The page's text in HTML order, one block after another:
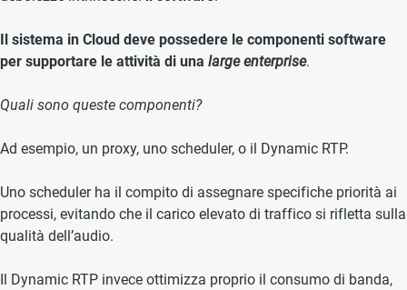
Il sistema in Cloud deve possedere le componenti software
per supportare le attività di una large enterprise.
Quali sono queste componenti?
Ad esempio, un proxy, uno scheduler, o il Dynamic RTP.
Uno scheduler ha il compito di assegnare specifiche priorità ai
processi, evitando che il carico elevato di traffico si rifletta sulla
qualità dell’audio.
Il Dynamic RTP invece ottimizza proprio il consumo di banda,